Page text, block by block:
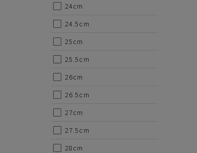
24cm
24.5cm
25cm
25.5cm
26cm
26.5cm
27cm
27.5cm
28cm
代金のお支払い方法について
クレジットカード・銀行振込（前払い）・
金引換の中からお好きな決済方法をお選びいた